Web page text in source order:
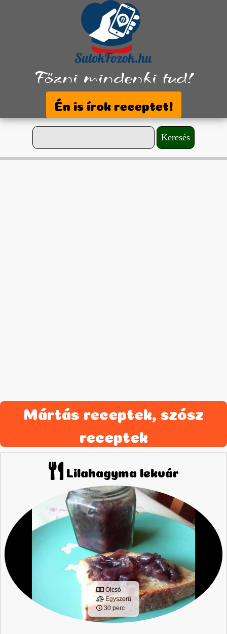
Főzni mindenki tud!
Én is írok receptet!
Mártás receptek, szósz
receptek
Lilahagyma lekvár
Olcsó
Egyszerű
30 perc